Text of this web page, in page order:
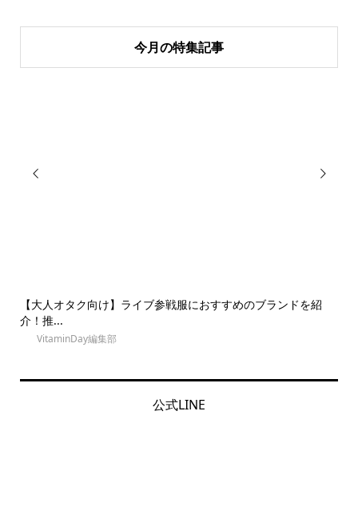
今月の特集記事

【大人オタク向け】ライブ参戦服におすすめのブランドを紹
介！推...
VitaminDay編集部

公式LINE